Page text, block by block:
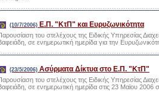
(10/7/2006) Ε.Π. "ΚτΠ" και Ευρυζωνικότητα
του στελέχους της Ειδικής Υπηρεσίας
σε ενημερωτική ημερίδα για την
(23/5/2006) Ασύρματα Δίκτυα στο Ε.Π. "ΚτΠ"
του στελέχους της Ειδικής Υπηρεσίας
σε ενημερωτική ημερίδα στις 23 Μαϊου